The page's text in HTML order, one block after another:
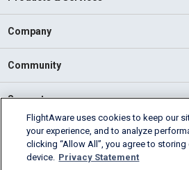
Company
Community
Support
English (USA)
2026 FlightAware
FlightAware uses cookies to keep our
your experience, and to analyze
clicking “Allow All”, you agree to
device. Privacy Statement